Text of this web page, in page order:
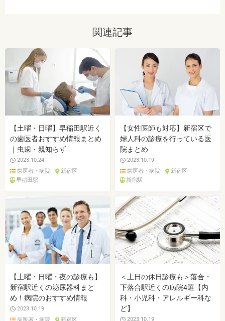
関連記事
【土曜・日曜】早稲田駅近く
の歯医者おすすめ情報まとめ
｜虫歯・親知らず
2023.10.24
歯医者・病院
新宿区
早稲田駅
【女性医師も対応】新宿区で
婦人科の診療を行っている医
院まとめ
2023.10.19
歯医者・病院
新宿区
新宿駅
【土曜・日曜・夜の診療も】
新宿駅近くの泌尿器科まと
め！病院のおすすめ情報
2023.10.19
歯医者・病院
新宿区
＜土日の休日診療も＞落合・
下落合駅近くの病院4選【内
科・小児科・アレルギー科な
ど】
2023.10.19